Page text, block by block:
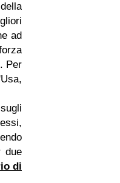
ad
Per
due
di